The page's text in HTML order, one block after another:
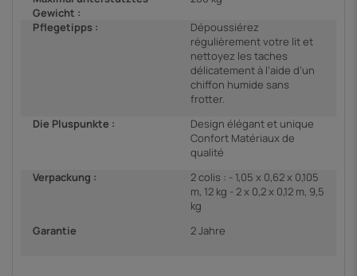
Gewicht :
Pflegetipps :
Dépoussiérez
régulièrement votre lit et
nettoyez les taches
délicatement à l’aide d’un
chiffon humide sans
frotter.
Die Pluspunkte :
Design élégant et unique
Confort Matériaux de
qualité
Verpackung :
2 colis : - 1,05 x 0,62 x 0,105
m, 12 kg - 2 x 0,2 x 0,12 m, 9,5
kg
Garantie
2 Jahre